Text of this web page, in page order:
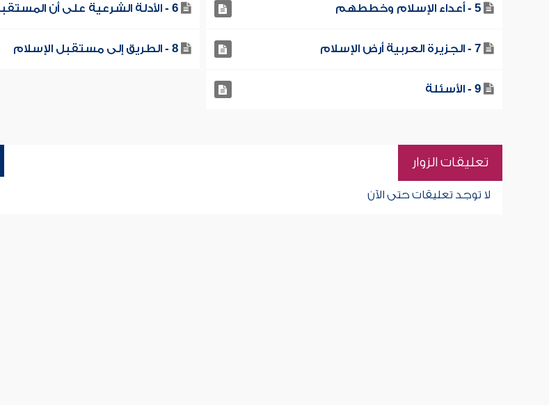
5 - أعداء الإسلام وخططهم 6 - الأدلة الشرعية على أن المستقبل للإسلام
7 - الجزيرة العربية أرض الإسلام 8 - الطريق إلى مستقبل الإسلام
9 - الأسئلة
تعليقات الزوار
لا توجد تعليقات حتى الآن